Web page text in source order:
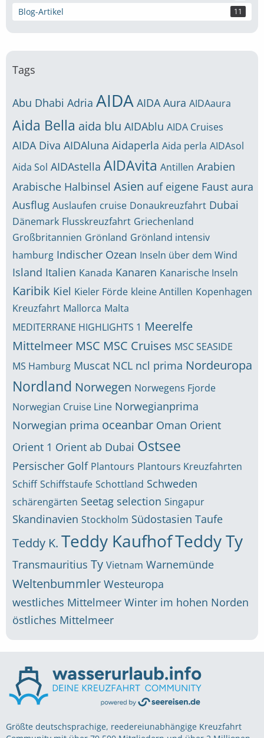
Blog-Artikel 11
Tags
Abu Dhabi Adria AIDA AIDA Aura AIDAaura
Aida Bella aida blu AIDAblu AIDA Cruises
AIDA Diva AIDAluna Aidaperla Aida perla AIDAsol
Aida Sol AIDAstella AIDAvita Antillen Arabien
Arabische Halbinsel Asien auf eigene Faust aura
Ausflug Auslaufen cruise Donaukreuzfahrt Dubai
Dänemark Flusskreuzfahrt Griechenland
Großbritannien Grönland Grönland intensiv
hamburg Indischer Ozean Inseln über dem Wind
Island Italien Kanada Kanaren Kanarische Inseln
Karibik Kiel Kieler Förde kleine Antillen Kopenhagen
Kreuzfahrt Mallorca Malta
MEDITERRANE HIGHLIGHTS 1 Meerelfe
Mittelmeer MSC MSC Cruises MSC SEASIDE
MS Hamburg Muscat NCL ncl prima Nordeuropa
Nordland Norwegen Norwegens Fjorde
Norwegian Cruise Line Norwegianprima
Norwegian prima oceanbar Oman Orient
Orient 1 Orient ab Dubai Ostsee
Persischer Golf Plantours Plantours Kreuzfahrten
Schiff Schiffstaufe Schottland Schweden
schärengärten Seetag selection Singapur
Skandinavien Stockholm Südostasien Taufe
Teddy K. Teddy KaufhofTeddy Ty
Transmauritius Ty Vietnam Warnemünde
Weltenbummler Westeuropa
westliches Mittelmeer Winter im hohen Norden
östliches Mittelmeer
Größte deutschsprachige, reedereiunabhängige Kreuzfahrt